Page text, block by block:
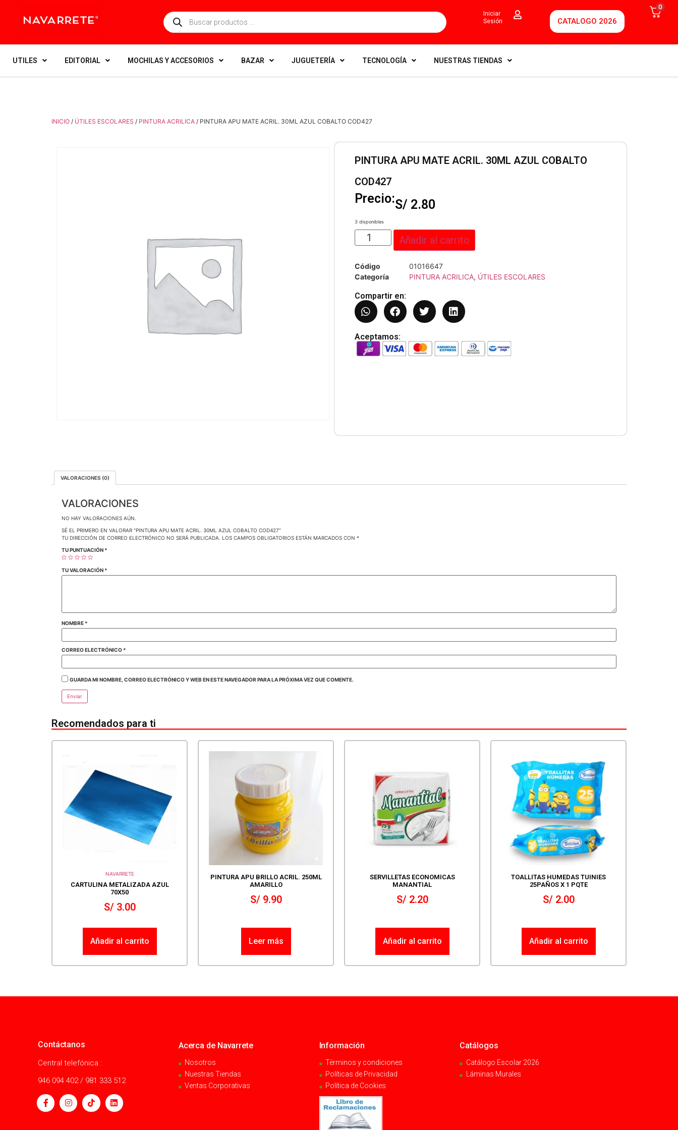
Iniciar
Sesión
CATALOGO 2026
0
UTILES EDITORIAL MOCHILAS Y ACCESORIOS BAZAR JUGUETERÍA TECNOLOGÍA NUESTRAS TIENDAS
INICIO / ÚTILES ESCOLARES / PINTURA ACRILICA / PINTURA APU MATE ACRIL. 30ML AZUL COBALTO COD427
PINTURA APU MATE ACRIL. 30ML AZUL COBALTO
COD427
Precio:S/ 2.80
3 disponibles
Añadir al carrito
Código
01016647
Categoría
PINTURA ACRILICA, ÚTILES ESCOLARES
Compartir en:
Aceptamos:
VALORACIONES (0)
VALORACIONES
NO HAY VALORACIONES AÚN.
SÉ EL PRIMERO EN VALORAR “PINTURA APU MATE ACRIL. 30ML AZUL COBALTO COD427”
TU DIRECCIÓN DE CORREO ELECTRÓNICO NO SERÁ PUBLICADA. LOS CAMPOS OBLIGATORIOS ESTÁN MARCADOS CON *
TU PUNTUACIÓN *
TU VALORACIÓN *
NOMBRE *
CORREO ELECTRÓNICO *
GUARDA MI NOMBRE, CORREO ELECTRÓNICO Y WEB EN ESTE NAVEGADOR PARA LA PRÓXIMA VEZ QUE COMENTE.
Recomendados para ti
NAVARRETE
CARTULINA METALIZADA AZUL
70X50
S/3.00
Añadir al carrito
PINTURA APU BRILLO ACRIL. 250ML
AMARILLO
S/9.90
Leer más
SERVILLETAS ECONOMICAS
MANANTIAL
S/2.20
Añadir al carrito
TOALLITAS HUMEDAS TUINIES
25PAÑOS X 1 PQTE
S/2.00
Añadir al carrito
Contáctanos
Central telefónica :
946 094 402 / 981 333 512
Acerca de Navarrete
Nosotros
Nuestras Tiendas
Ventas Corporativas
Información
Términos y condiciones
Políticas de Privacidad
Política de Cookies
Catálogos
Catálogo Escolar 2026
Láminas Murales